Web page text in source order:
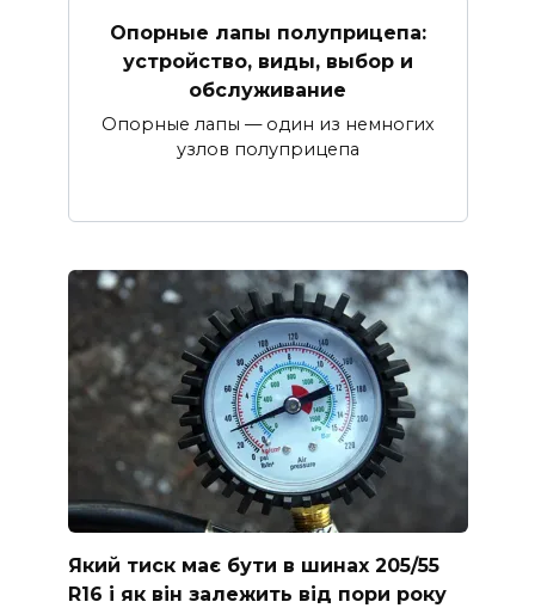
Опорные лапы полуприцепа:
устройство, виды, выбор и
обслуживание
Опорные лапы — один из немногих
узлов полуприцепа
Який тиск має бути в шинах 205/55
R16 і як він залежить від пори року